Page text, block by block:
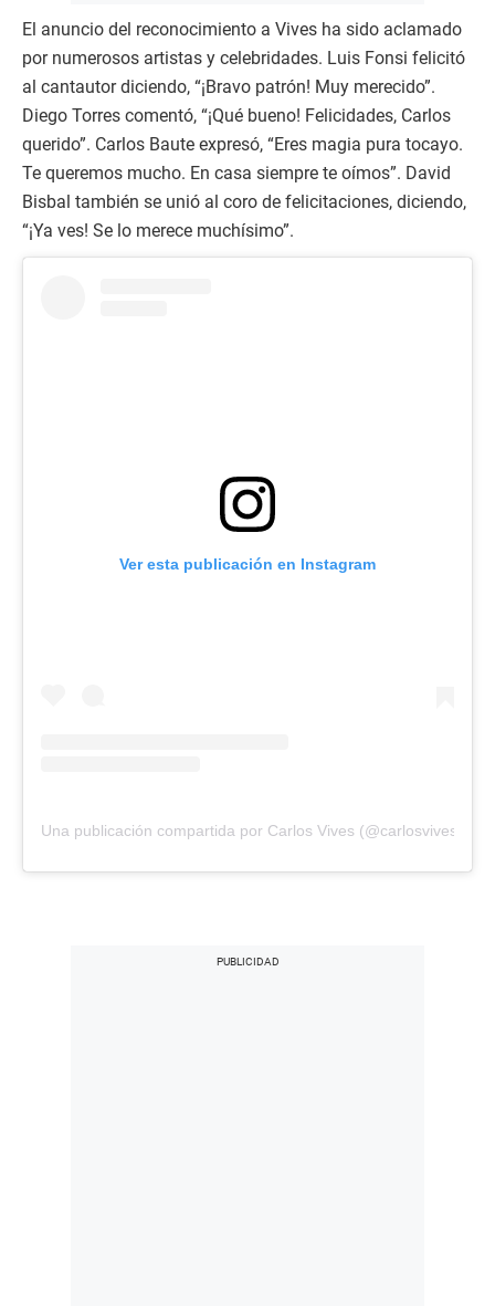
El anuncio del reconocimiento a Vives ha sido aclamado
por numerosos artistas y celebridades. Luis Fonsi felicitó
al cantautor diciendo, “¡Bravo patrón! Muy merecido”.
Diego Torres comentó, “¡Qué bueno! Felicidades, Carlos
querido”. Carlos Baute expresó, “Eres magia pura tocayo.
Te queremos mucho. En casa siempre te oímos”. David
Bisbal también se unió al coro de felicitaciones, diciendo,
“¡Ya ves! Se lo merece muchísimo”.
Ver esta publicación en Instagram
Una publicación compartida por Carlos Vives (@carlosvives)